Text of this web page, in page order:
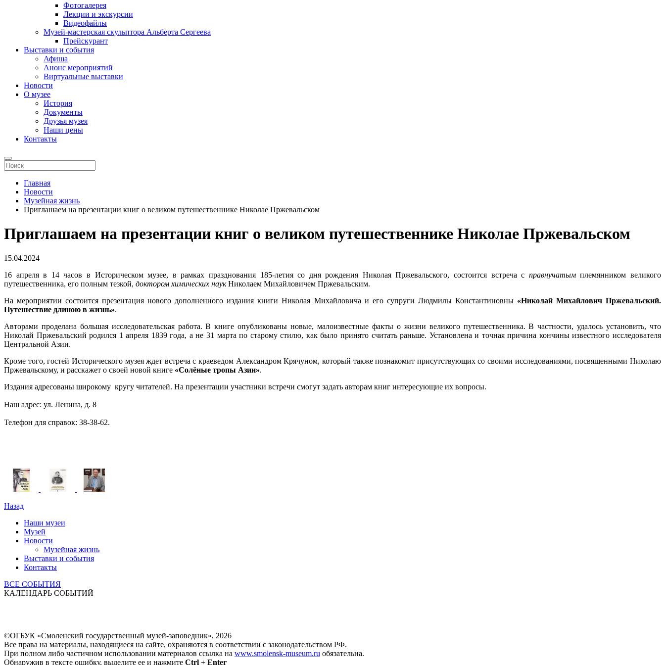
Фотогалерея
Лекции и экскурсии
Видеофайлы
Музей-мастерская скульптора Альберта Сергеева
Прейскурант
Выставки и события
Афиша
Анонс мероприятий
Виртуальные выставки
Новости
О музее
История
Документы
Друзья музея
Наши цены
Контакты
Главная
Новости
Музейная жизнь
Приглашаем на презентации книг о великом путешественнике Николае Пржевальском
Приглашаем на презентации книг о великом путешественнике Николае Пржевальском
15.04.2024
16 апреля в 14 часов в Историческом музее, в рамках празднования 185-летия со дня рождения Николая Пржевальского, состоится встреча с правнучатымплемянником великого
путешественника, его полным тезкой, доктором химических наукНиколаем Михайловичем Пржевальским.
На мероприятии состоится презентация нового дополненного издания книги Николая Михайловича и его супруги Людмилы Константиновны «Николай Михайлович Пржевальский.
Путешествие длиною в жизнь».
Авторами проделана большая исследовательская работа. В книге опубликованы новые, малоизвестные факты о жизни великого путешественника. В частности, удалось установить, что
Николай Пржевальский родился 1 апреля 1839 года, а не 31 марта по старому стилю, как было принято считать раньше. Установлена и точная причина кончины известного исследователя
Центральной Азии.
Кроме того, гостей Исторического музея ждет встреча с краеведом Александром Крячуном, который также познакомит присутствующих со своими исследованиями, посвященными Николаю
Пржевальскому, и расскажет о своей новой книге «Солёные тропы Азии».
Издания адресованы широкому кругу читателей. На презентации участники встречи смогут задать авторам книг интересующие их вопросы.
Наш адрес: ул. Ленина, д. 8
Телефон для справок: 38-38-62.
Назад
Наши музеи
Музей
Новости
Музейная жизнь
Выставки и события
Контакты
ВСЕ СОБЫТИЯ
КАЛЕНДАРЬ СОБЫТИЙ
©ОГБУК «Смоленский государственный музей-заповедник», 2026
Все права на материалы, находящиеся на сайте, охраняются в соответствии с законодательством РФ.
При полном либо частичном использовании материалов ссылка на www.smolensk-museum.ru обязательна.
Обнаружив в тексте ошибку, выделите ее и нажмите Ctrl + Enter